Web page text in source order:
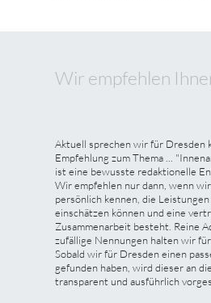
Wir empfehlen
Aktuell sprechen wir für Dresden
Empfehlung zum Thema ...
ist eine bewusste redaktionelle
Wir empfehlen nur dann, wenn
persönlich kennen, die
einschätzen können und eine
Zusammenarbeit besteht. Reine
zufällige Nennungen halten wir
Sobald wir für Dresden einen
gefunden haben, wird dieser an
transparent und ausführlich